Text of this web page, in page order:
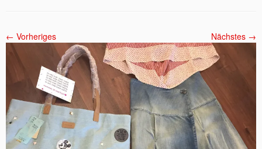
← Vorheriges Nächstes →